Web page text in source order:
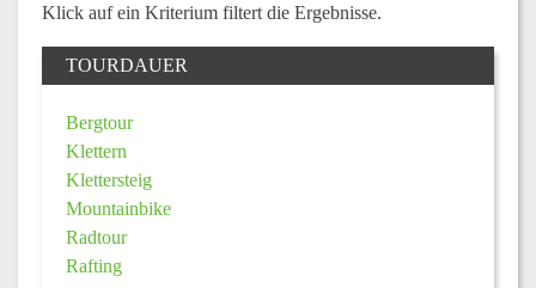
Klick auf ein Kriterium filtert die Ergebnisse.
TOURDAUER
Bergtour
Klettern
Klettersteig
Mountainbike
Radtour
Rafting